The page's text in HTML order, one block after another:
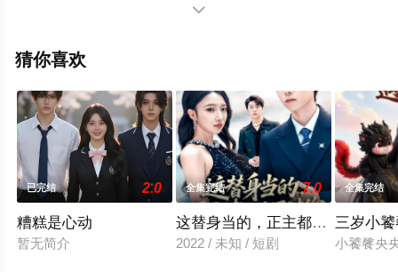
剧情已揭晓（全集完结），手机免费观看高清无删减完整
电视剧、电视猫或剧情网等平台了解。

猜你喜欢
已完结 2.0
糟糕是心动
暂无简介
全集完结 7.0
这替身当的，正主都比不过你
2022 / 未知 / 短剧
全集完结
三岁小
小饕餮央